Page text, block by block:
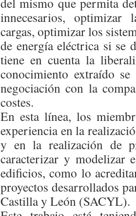
innecesarios, optimizar
cargas, optimizar los
de energía eléctrica si se
tiene en cuenta la
conocimiento extraído
negociación con la
costes.
En esta línea, los
experiencia en la
y en la realización de
caracterizar y modelizar
edificios, como lo
proyectos desarrollados
Castilla y León (SACYL).